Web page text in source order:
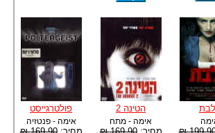
הטינה 2
אימה - מתח
פולטרגייסט
אימה - פנטזיה